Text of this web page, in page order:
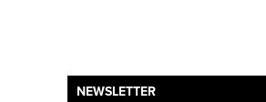
NEWSLETTER